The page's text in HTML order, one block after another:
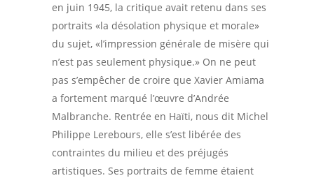
en juin 1945, la critique avait retenu dans ses
portraits «la désolation physique et morale»
du sujet, «l’impression générale de misère qui
n’est pas seulement physique.» On ne peut
pas s’empêcher de croire que Xavier Amiama
a fortement marqué l’œuvre d’Andrée
Malbranche. Rentrée en Haïti, nous dit Michel
Philippe Lerebours, elle s’est libérée des
contraintes du milieu et des préjugés
artistiques. Ses portraits de femme étaient